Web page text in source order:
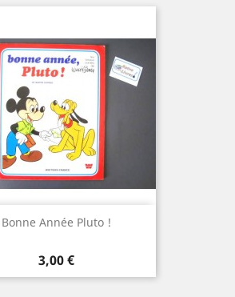
Bonne Année Pluto !
Prix
3,00 €